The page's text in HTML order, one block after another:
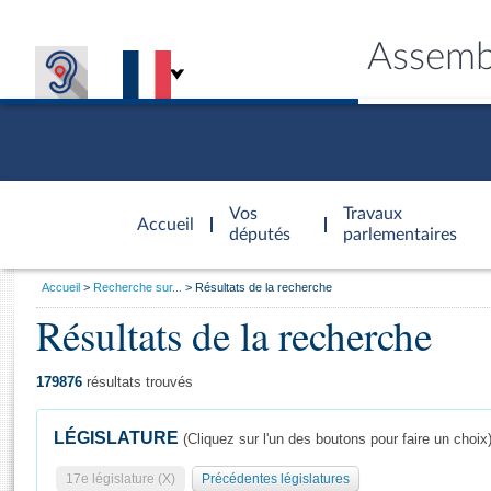
Accueil
d'accueil
Vos
députés
Travaux
parlementaires
Général
Vous
Accueil Recherche sur... Résultats de la recherche
Résultats de la recherche
179876 résultats trouvés
LÉGISLATURE (Cliquez sur l'un des boutons pour faire un choix)
17e législature (X) Précédentes législatures